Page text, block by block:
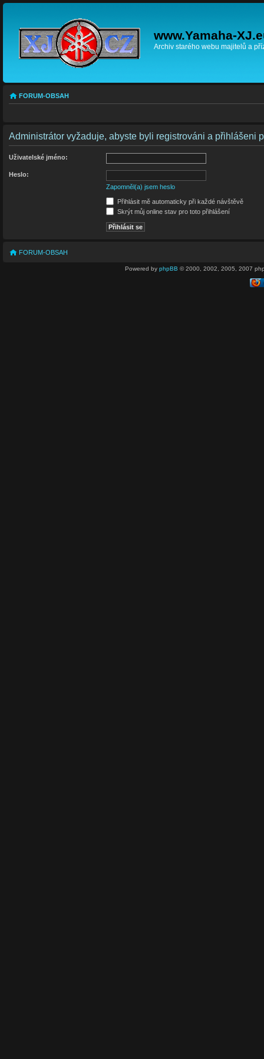
www.Yamaha-
Archiv starého webu majitelů a
FORUM-OBSAH
Administrátor vyžaduje, abyste byli registrováni a přihlášeni
Uživatelské jméno:
Heslo:
Zapomněl(a) jsem heslo
Přihlásit mě automaticky při každé návštěvě
Skrýt můj online stav pro toto přihlášení
FORUM-OBSAH
Powered by phpBB © 2000, 2002, 2005, 2007